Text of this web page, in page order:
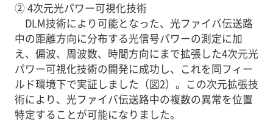
② 4次元光パワー可視化技術
DLM技術により可能となった、光ファイバ伝送路
中の距離方向に分布する光信号パワーの測定に加
え、偏波、周波数、時間方向にまで拡張した4次元光
パワー可視化技術の開発に成功し、これを同フィー
ルド環境下で実証しました（図2）。この次元拡張技
術により、光ファイバ伝送路中の複数の異常を位置
特定することが可能になりました。